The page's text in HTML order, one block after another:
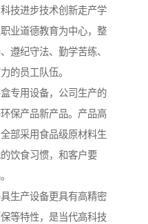
技进步技术创新走产学
业道德教育为中心，整
遵纪守法、勤学苦练、
的员工队伍。
专用设备，公司生产的
保产品新产品。产品高
部采用食品级原材料生
饮食习惯，和客户要
生产设备更具有高精密
等特性，是当代高科技